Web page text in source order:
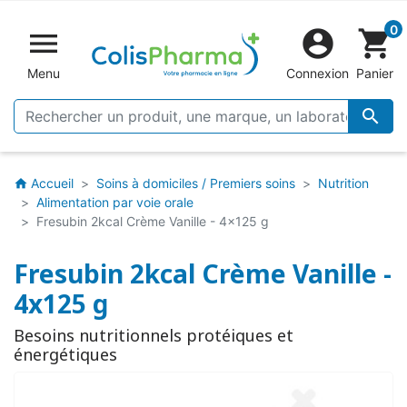

Menu


Connexion
shopping_cart0
Panier
home Accueil Soins à domiciles / Premiers soins
Nutrition
Alimentation par voie orale
Fresubin 2kcal Crème Vanille - 4x125 g
Fresubin 2kcal Crème Vanille -
4x125 g
Besoins nutritionnels protéiques et
énergétiques